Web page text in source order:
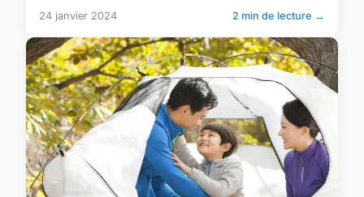
24 janvier 2024 2 min de lecture →